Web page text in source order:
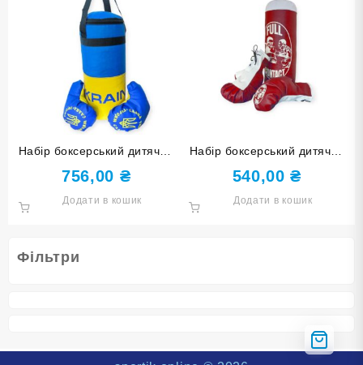
Фільтри
Набір боксерський дитячий
Champion Ukraine великий
756,00 ₴
Додати в кошик
Набір боксерський дитячий
Full Contact червоний
малий
540,00₴
Додати в кошик